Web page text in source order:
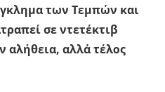
των Τεμπών και
σε ντετέκτιβ
αλήθεια, αλλά τέλος